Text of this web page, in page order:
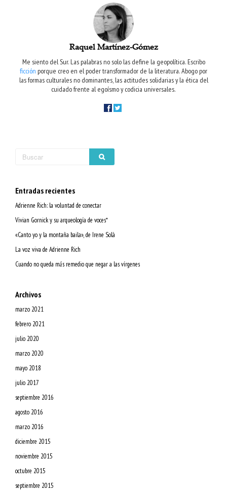
Raquel Martínez-Gómez
Me siento del Sur. Las palabras no solo las define la geopolítica. Escribo
ficción porque creo en el poder transformador de la literatura. Abogo por
las formas culturales no dominantes, las actitudes solidarias y la ética del
cuidado frente al egoísmo y codicia universales.
Entradas recientes
Adrienne Rich: la voluntad de conectar
Vivian Gornick y su arqueología de voces*
«Canto yo y la montaña baila», de Irene Solà
La voz viva de Adrienne Rich
Cuando no queda más remedio que negar a las vírgenes
Archivos
marzo 2021
febrero 2021
julio 2020
marzo 2020
mayo 2018
julio 2017
septiembre 2016
agosto 2016
marzo 2016
diciembre 2015
noviembre 2015
octubre 2015
septiembre 2015